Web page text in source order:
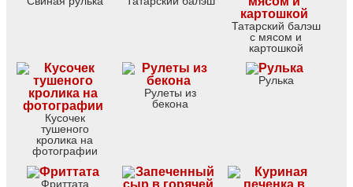
Татарский балэш
с мясом и
картошкой
Кусочек
тушеного
кролика на
фотографии
Рулеты из
бекона
Рулька
Фриттата